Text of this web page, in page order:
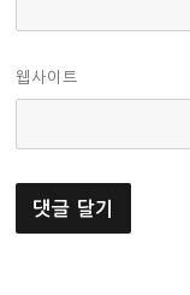
웹사이트